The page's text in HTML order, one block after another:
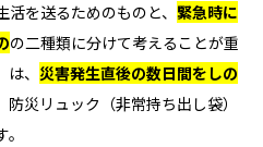
を送るためのものと、 緊急時に
の二種類に分けて考えることが重
、 災害発生直後の数日間をしの
防災リュック（非常持ち出し袋）